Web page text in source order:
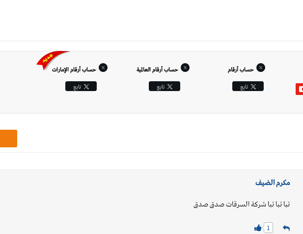
حساب أرقام
تابِع
حساب أرقام العالمية
تابِع
حساب أرقام الإمارات‎
تابِع
مكرم الضيف
تبا تبا تبا شركة السرقات صدق صدق
1